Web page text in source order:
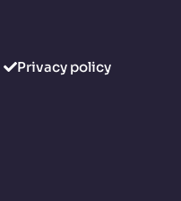
Privacy policy